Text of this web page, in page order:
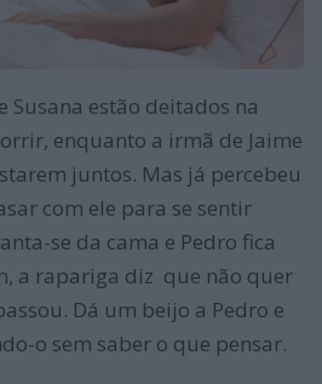
Susana estão deitados na
enquanto a irmã de Jaime
juntos. Mas já percebeu
com ele para se sentir
se da cama e Pedro fica
a rapariga diz que não quer
Dá um beijo a Pedro e
o sem saber o que pensar.